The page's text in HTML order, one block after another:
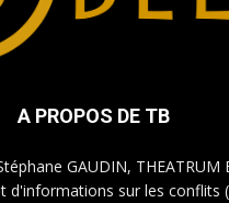
A PROPOS DE TB
GAUDIN, THEATRUM
d'informations sur les conflits